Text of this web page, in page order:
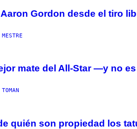
Gordon desde el tiro
mate del All-Star —y no
quién son propiedad los